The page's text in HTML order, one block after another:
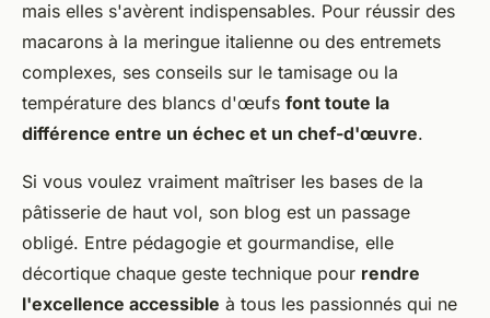
mais elles s'avèrent indispensables. Pour réussir des
macarons à la meringue italienne ou des entremets
complexes, ses conseils sur le tamisage ou la
température des blancs d'œufs font toute la
différence entre un échec et un chef-d'œuvre.
Si vous voulez vraiment maîtriser les bases de la
pâtisserie de haut vol, son blog est un passage
obligé. Entre pédagogie et gourmandise, elle
décortique chaque geste technique pour rendre
l'excellence accessible à tous les passionnés qui ne